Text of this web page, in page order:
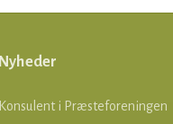
Nyheder
Konsulent i Præsteforeningen